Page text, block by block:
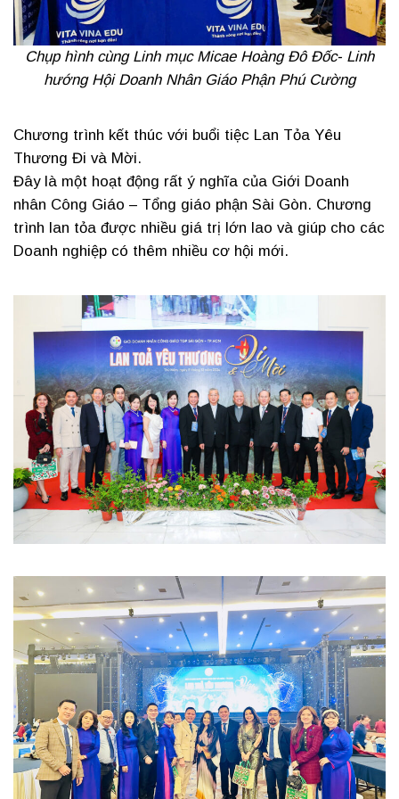
Chụp hình cùng Linh mục Micae Hoàng Đô Đốc- Linh
hướng Hội Doanh Nhân Giáo Phận Phú Cường
Chương trình kết thúc với buổi tiệc Lan Tỏa Yêu
Thương Đi và Mời.
Đây là một hoạt động rất ý nghĩa của Giới Doanh
nhân Công Giáo – Tổng giáo phận Sài Gòn. Chương
trình lan tỏa được nhiều giá trị lớn lao và giúp cho các
Doanh nghiệp có thêm nhiều cơ hội mới.